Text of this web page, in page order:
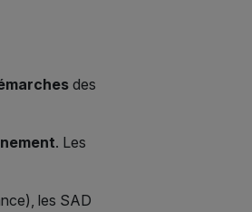
des
. Les
les SAD